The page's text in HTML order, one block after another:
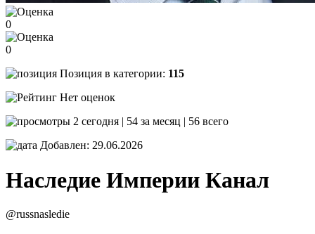
0
0
Позиция в категории: 115
Нет оценок
2 сегодня | 54 за месяц | 56 всего
Добавлен: 29.06.2026
Наследие Империи Канал
@russnasledie